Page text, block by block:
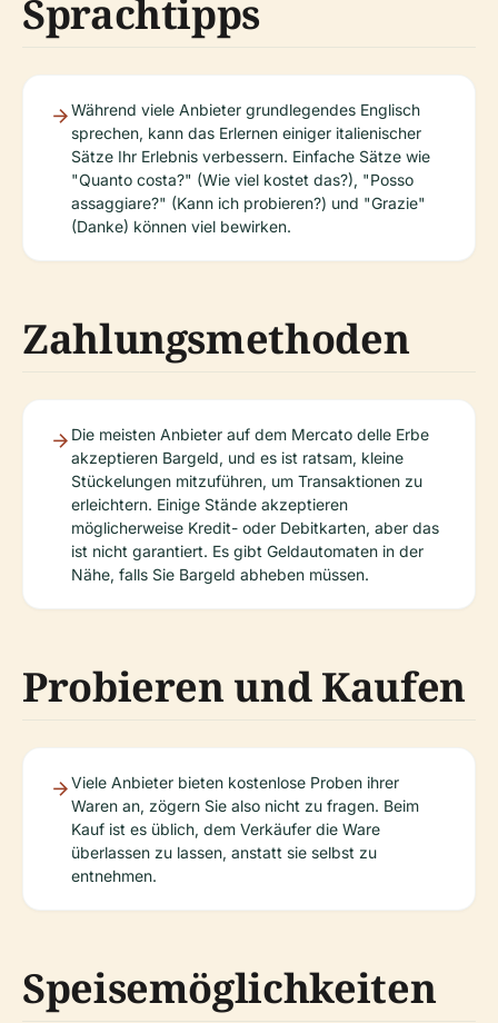
Sprachtipps
Während viele Anbieter grundlegendes Englisch
sprechen, kann das Erlernen einiger italienischer
Sätze Ihr Erlebnis verbessern. Einfache Sätze wie
"Quanto costa?" (Wie viel kostet das?), "Posso
assaggiare?" (Kann ich probieren?) und "Grazie"
(Danke) können viel bewirken.
Zahlungsmethoden
Die meisten Anbieter auf dem Mercato delle Erbe
akzeptieren Bargeld, und es ist ratsam, kleine
Stückelungen mitzuführen, um Transaktionen zu
erleichtern. Einige Stände akzeptieren
möglicherweise Kredit- oder Debitkarten, aber das
ist nicht garantiert. Es gibt Geldautomaten in der
Nähe, falls Sie Bargeld abheben müssen.
Probieren und Kaufen
Viele Anbieter bieten kostenlose Proben ihrer
Waren an, zögern Sie also nicht zu fragen. Beim
Kauf ist es üblich, dem Verkäufer die Ware
überlassen zu lassen, anstatt sie selbst zu
entnehmen.
Speisemöglichkeiten